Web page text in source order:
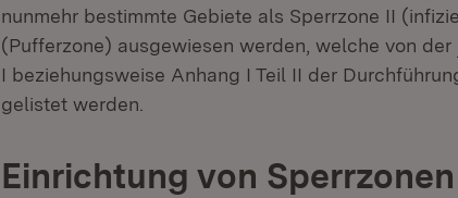
nunmehr bestimmte Gebiete als Sperrzone II
(Pufferzone) ausgewiesen werden, welche von der
I beziehungsweise Anhang I Teil II der
gelistet werden.
Einrichtung von